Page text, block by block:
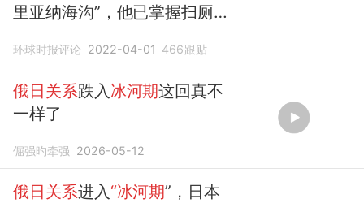
里亚纳海沟”，他已掌握扫厕所
环球时报评论 2022-04-01 466跟贴
俄日关系跌入 冰河期这回真不
一样了
倔强旳牵强 2026-05-12
俄日关系进入“冰河期”，日本